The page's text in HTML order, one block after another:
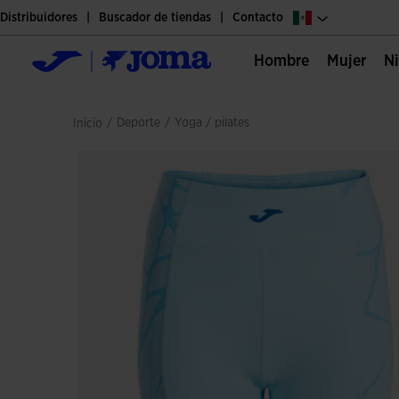
Distribuidores Buscador de tiendas Contacto
Hombre Mujer
Inicio / deporte / yoga / pilates